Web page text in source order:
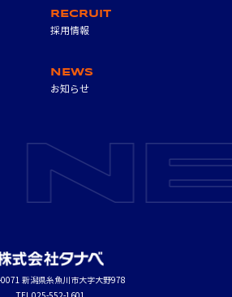
RECRUIT
採用情報
NEWS
お知らせ
新潟県糸魚川市大字大野978